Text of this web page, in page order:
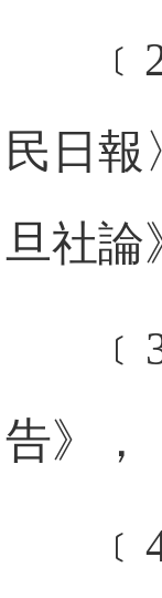
民日報
旦社論
告》，